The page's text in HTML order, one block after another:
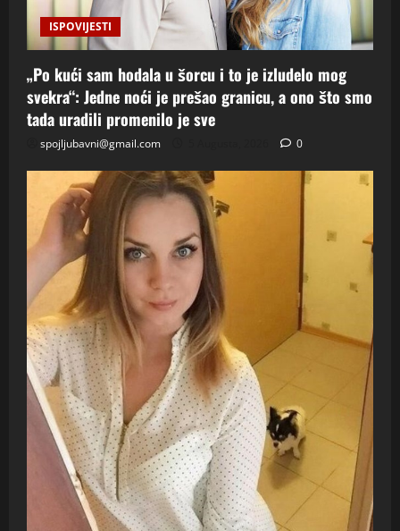
ISPOVIJESTI
„Po kući sam hodala u šorcu i to je izludelo mog
svekra“: Jedne noći je prešao granicu, a ono što smo
tada uradili promenilo je sve
spojljubavni@gmail.com 0